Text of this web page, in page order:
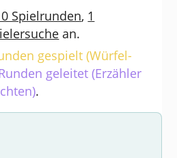
Spielrunden, 1
an.
gespielt (Würfel-
geleitet (Erzähler
.